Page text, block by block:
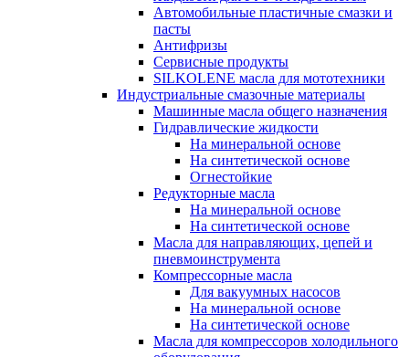
Автомобильные пластичные смазки и
пасты
Антифризы
Сервисные продукты
SILKOLENE масла для мототехники
Индустриальные смазочные материалы
Машинные масла общего назначения
Гидравлические жидкости
На минеральной основе
На синтетической основе
Огнестойкие
Редукторные масла
На минеральной основе
На синтетической основе
Масла для направляющих, цепей и
пневмоинструмента
Компрессорные масла
Для вакуумных насосов
На минеральной основе
На синтетической основе
Масла для компрессоров холодильного